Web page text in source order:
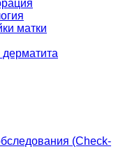
матки
(Check-